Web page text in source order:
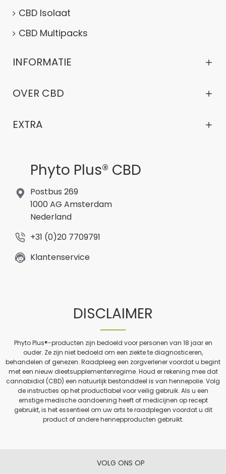
CBD Isolaat
CBD Multipacks
INFORMATIE
OVER CBD
EXTRA
Phyto Plus® CBD
Postbus 269
1000 AG Amsterdam
Nederland
+31 (0)20 7709791
Klantenservice
DISCLAIMER
Phyto Plus®-producten zijn bedoeld voor personen van 18 jaar en
ouder. Ze zijn niet bedoeld om een ziekte te diagnosticeren,
behandelen of genezen. Raadpleeg een zorgverlener voordat u begint
met een nieuw dieetsupplementenregime. Houd er rekening mee dat
cannabidiol (CBD) een natuurlijk bestanddeel is van hennepolie. Volg
de instructies op het productlabel voor veilig gebruik. Als u een
ernstige medische aandoening heeft of medicijnen op recept
gebruikt, is het essentieel om uw arts te raadplegen voordat u dit
product of andere hennepproducten gebruikt.
VOLG ONS OP